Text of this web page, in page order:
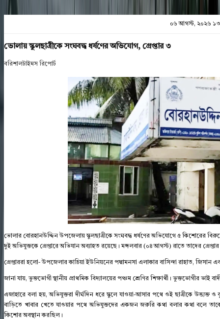
০৬ আগস্ট, ২০২৬
ভোলায় স্কুলছাত্রীকে সংঘবদ্ধ ধর্ষণের অভিযোগ, গ্রেপ্তার ৩
বরিশালটাইমস রিপোর্ট
ভোলার বোরহানউদ্দিন উপজেলায় স্কুলছাত্রীকে সংঘবদ্ধ ধর্ষণের অভিযোগে ৫ কিশোরের
দুই অভিযুক্তকে গ্রেপ্তারে অভিযান অব্যাহত রয়েছে। মঙ্গলবার (০৪ আগস্ট) রাতে তাদের
গ্রেপ্তাররা হলো- উপজেলার কাচিয়া ইউনিয়নের পদ্মামনসা এলাকার বাসিন্দা রাহাত, জিসান
জানা যায়, ভুক্তভোগী স্থানীয় প্রাথমিক বিদ্যালয়ের পঞ্চম শ্রেণির শিক্ষার্থী। ভুক্তভোগীর ভাই
এজাহারে বলা হয়, অভিযুক্তরা দীর্ঘদিন ধরে স্কুলে যাওয়া-আসার পথে ওই ছাত্রীকে
বাড়িতে খাবার খেতে যাওয়ার পথে অভিযুক্তদের একজন জরুরি কথা বলার কথা বলে
কিশোর অবস্থান করছিল।